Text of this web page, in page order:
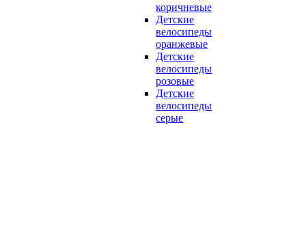
коричневые
Детские
велосипеды
оранжевые
Детские
велосипеды
розовые
Детские
велосипеды
серые